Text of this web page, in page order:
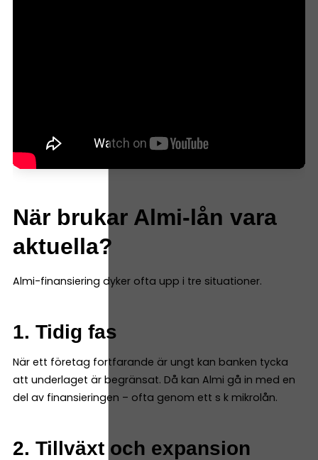
När brukar Almi-lån vara
aktuella?
Almi-finansiering dyker ofta upp i tre situationer.
1. Tidig fas
När ett företag fortfarande är ungt kan banken tycka
att underlaget är begränsat. Då kan Almi gå in med en
del av finansieringen – ofta genom ett s k mikrolån.
2. Tillväxt och expansion